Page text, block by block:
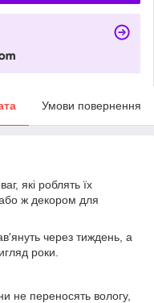
Умови повернення
які роблять їх
ж декором для
через тиждень, а
роки.
не переносять вологу,